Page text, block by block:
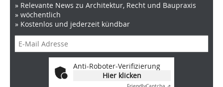
» Relevante News zu Architektur, Recht und Baupraxis
» wöchentlich
» Kostenlos und jederzeit kündbar
Anti-Roboter-Verifizierung
Hier klicken